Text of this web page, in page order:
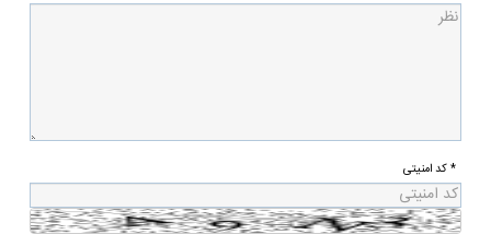
* کد امنیتی